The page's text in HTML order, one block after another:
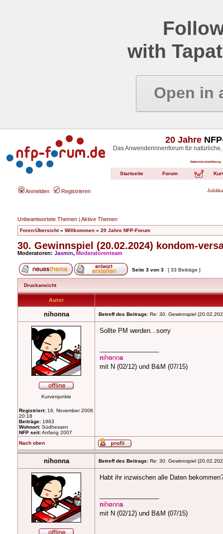
with
Open in
20 Jahre
Das Anwenderinnenforum für
Datenschutzerklärung
Startseite Forum
Anmelden Registrieren
Unbeantwortete Themen | Aktive Themen
Foren-Übersicht» Willkommen » 20 Jahre NFP-Forum
30. Gewinnspiel (20.02.2024) kondom-
Moderatoren: Jasmin, Moderatorenteam
Seite 3 von 3 [ 33 Beiträge ]
Druckansicht
Autor
nihonna Betreff des Beitrags: Re: 30. Gewinnspiel
Kurvenjunkie
Registriert: 16. November 2006
20:18
Beiträge: 1963
Wohnort: Südhessen
NFP seit:Anfang 2007
Sollte PM werden...sorry
nihonna
mit N (02/12) und B&M (07/15)
Nach oben
nihonna Betreff des Beitrags: Re: 30. Gewinnspiel
Habt ihr inzwischen alle Daten
nihonna
mit N (02/12) und B&M (07/15)